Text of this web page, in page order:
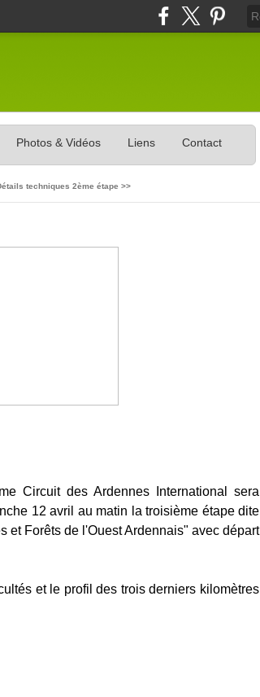
Photos & Vidéos Liens Contact
techniques 2ème étape >>
Circuit des Ardennes International sera
12 avril au matin la troisième étape dite
et Forêts de l'Ouest Ardennais" avec départ
et le profil des trois derniers kilomètres